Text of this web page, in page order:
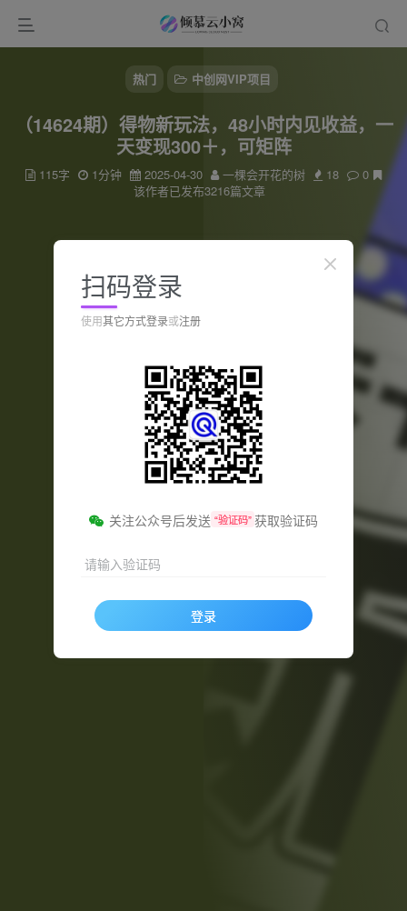
热门 中创网VIP项目
（14624期）得物新玩法，48小时内见收益，一
天变现300＋，可矩阵
115字 1分钟 2025-04-30 一棵会开花的树 18
0
该作者已发布3216篇文章
扫码登录
使用其它方式登录或注册
关注公众号后发送 “验证码” 获取验证码
请输入验证码
登录